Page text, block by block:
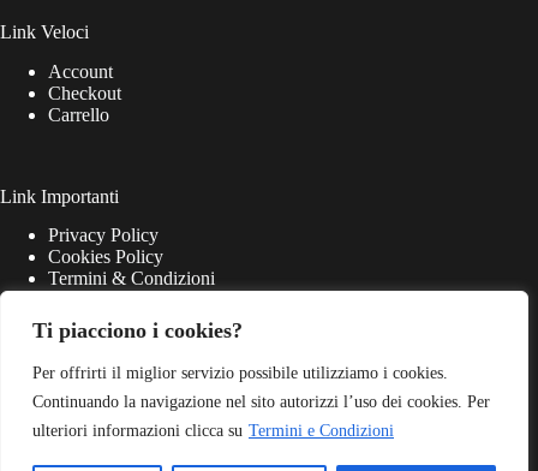
Ti piacciono i cookies?
Per offrirti il miglior servizio possibile utilizziamo i cookies.
Continuando la navigazione nel sito autorizzi l’uso dei cookies. Per
ulteriori informazioni clicca su Termini e Condizioni
Link Veloci
Account
Checkout
Carrello
Link Importanti
Privacy Policy
Cookies Policy
Termini & Condizioni